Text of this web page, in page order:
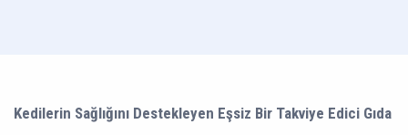
Kedilerin Sağlığını Destekleyen Eşsiz Bir Takviye Edici Gıda